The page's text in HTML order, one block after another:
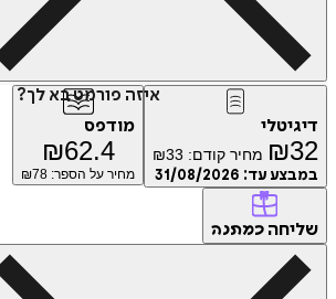
איזה פורמט בא לך?
דיגיטלי
₪32 מחיר קודם: ₪33
במבצע עד: 31/08/2026
מודפס
₪62.4
מחיר על הספר: ₪ 78
שליחה כמתנה